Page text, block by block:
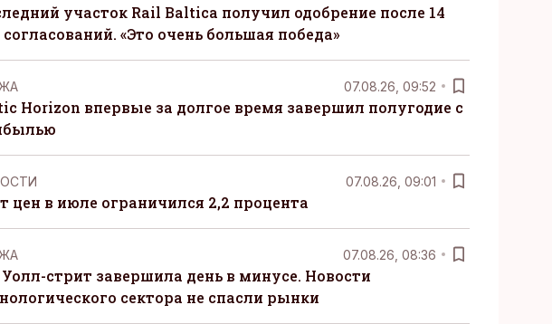
участок Rail Baltica получил одобрение после 14
согласований. «Это очень большая победа»
07.08.26, 09:52
Horizon впервые за долгое время завершил полугодие с
07.08.26, 09:01
цен в июле ограничился 2,2 процента
07.08.26, 08:36
Уолл-стрит завершила день в минусе. Новости
сектора не спасли рынки